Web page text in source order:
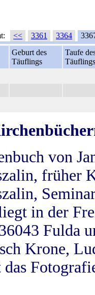
<< 3361 3364
Geburt des
Täuflings
Taufe
Täuflings
von
früher
in der
Fulda
Krone,